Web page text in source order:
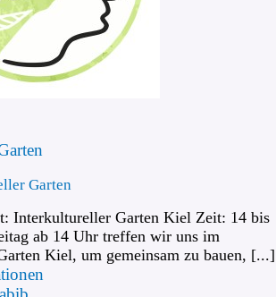
Garten
Interkultureller Garten Kiel Zeit: 14 bis
ab 14 Uhr treffen wir uns im
Kiel, um gemeinsam zu bauen, [...]